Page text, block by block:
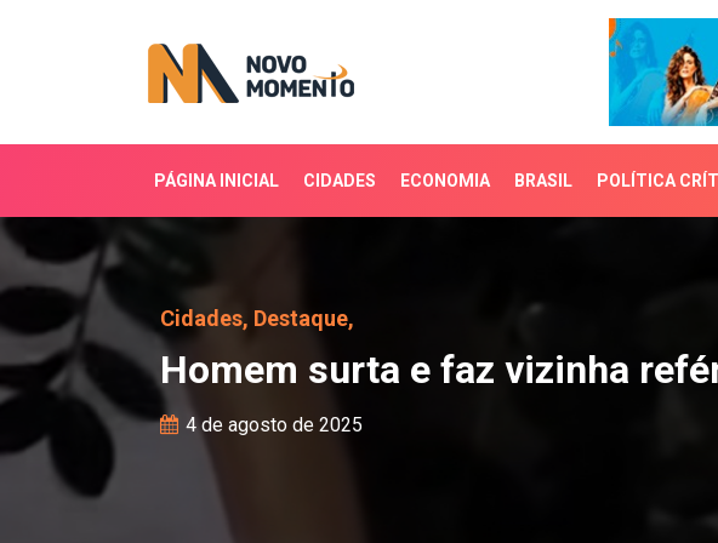
PÁGINA INICIAL CIDADES ECONOMIA BRASIL POLÍTICA
Homem surta e faz vizinha
Cidades, Destaque,
Homem surta e faz vizinha
4 de agosto de 2025